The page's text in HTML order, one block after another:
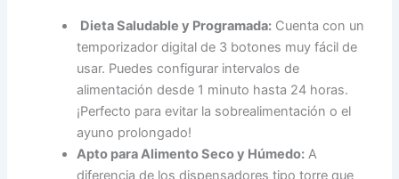
Dieta Saludable y Programada: Cuenta con un
temporizador digital de 3 botones muy fácil de
usar. Puedes configurar intervalos de
alimentación desde 1 minuto hasta 24 horas.
¡Perfecto para evitar la sobrealimentación o el
ayuno prolongado!
Apto para Alimento Seco y Húmedo: A